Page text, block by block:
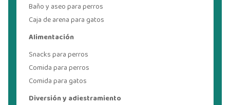
Baño y aseo para perros
Caja de arena para gatos
Alimentación
Snacks para perros
Comida para perros
Comida para gatos
Diversión y adiestramiento